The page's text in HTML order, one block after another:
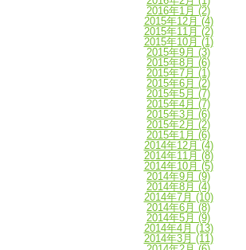
2016年1月 (2)
2015年12月 (4)
2015年11月 (2)
2015年10月 (1)
2015年9月 (3)
2015年8月 (6)
2015年7月 (1)
2015年6月 (2)
2015年5月 (7)
2015年4月 (7)
2015年3月 (6)
2015年2月 (2)
2015年1月 (6)
2014年12月 (4)
2014年11月 (8)
2014年10月 (5)
2014年9月 (9)
2014年8月 (4)
2014年7月 (10)
2014年6月 (8)
2014年5月 (9)
2014年4月 (13)
2014年3月 (11)